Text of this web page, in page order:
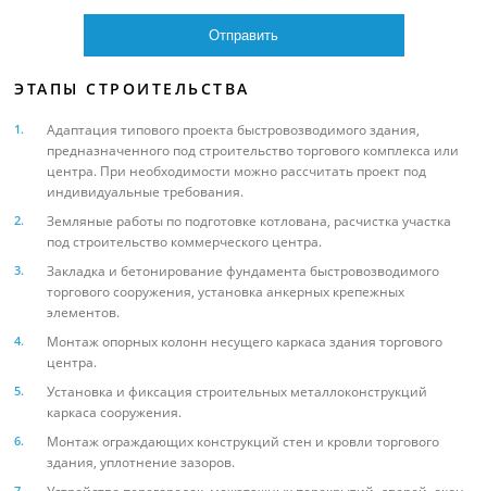
ЭТАПЫ СТРОИТЕЛЬСТВА
Адаптация типового проекта быстровозводимого здания,
предназначенного под строительство торгового комплекса или
центра. При необходимости можно рассчитать проект под
индивидуальные требования.
Земляные работы по подготовке котлована, расчистка участка
под строительство коммерческого центра.
Закладка и бетонирование фундамента быстровозводимого
торгового сооружения, установка анкерных крепежных
элементов.
Монтаж опорных колонн несущего каркаса здания торгового
центра.
Установка и фиксация строительных металлоконструкций
каркаса сооружения.
Монтаж ограждающих конструкций стен и кровли торгового
здания, уплотнение зазоров.